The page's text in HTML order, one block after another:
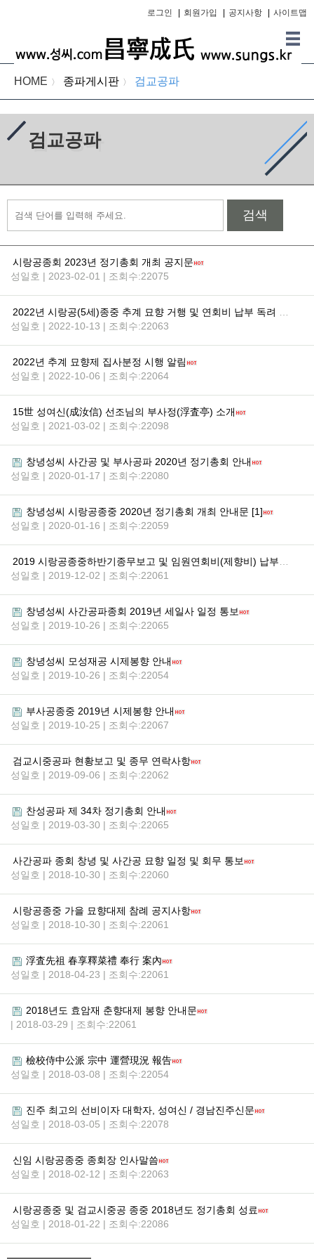
로그인 회원가입 공지사항 사이트맵
HOME 〉 종파게시판 〉 검교공파
검교공파
검색
시랑공종회 2023년 정기총회 개최 공지문
성일호 | 2023-02-01 | 조회수:22075
성일호 | 2022-10-13 | 조회수:22063
2022년 추계 묘향제 집사분정 시행 알림
성일호 | 2022-10-06 | 조회수:22064
15世 성여신(成汝信) 선조님의 부사정(浮査亭) 소개
성일호 | 2021-03-02 | 조회수:22098
창녕성씨 사간공 및 부사공파 2020년 정기총회 안내
성일호 | 2020-01-17 | 조회수:22080
창녕성씨 시랑공종중 2020년 정기총회 개최 안내문 [1]
성일호 | 2020-01-16 | 조회수:22059
성일호 | 2019-12-02 | 조회수:22061
창녕성씨 사간공파종회 2019년 세일사 일정 통보
성일호 | 2019-10-26 | 조회수:22065
창녕성씨 모성재공 시제봉향 안내
성일호 | 2019-10-26 | 조회수:22054
부사공종중 2019년 시제봉향 안내
성일호 | 2019-10-25 | 조회수:22067
검교시중공파 현황보고 및 종무 연락사항
성일호 | 2019-09-06 | 조회수:22062
찬성공파 제 34차 정기총회 안내
성일호 | 2019-03-30 | 조회수:22065
사간공파 종회 창녕 및 사간공 묘향 일정 및 회무 통보
성일호 | 2018-10-30 | 조회수:22060
시랑공종중 가을 묘향대제 참례 공지사항
성일호 | 2018-10-30 | 조회수:22061
浮査先祖 春享釋菜禮 奉行 案內
성일호 | 2018-04-23 | 조회수:22061
2018년도 효암재 춘향대제 봉향 안내문
| 2018-03-29 | 조회수:22061
檢校侍中公派 宗中 運營現況 報告
성일호 | 2018-03-08 | 조회수:22054
진주 최고의 선비이자 대학자, 성여신 / 경남진주신문
성일호 | 2018-03-05 | 조회수:22078
신임 시랑공종중 종회장 인사말씀
성일호 | 2018-02-12 | 조회수:22063
시랑공종중 및 검교시중공 종중 2018년도 정기총회 성료
성일호 | 2018-01-22 | 조회수:22086